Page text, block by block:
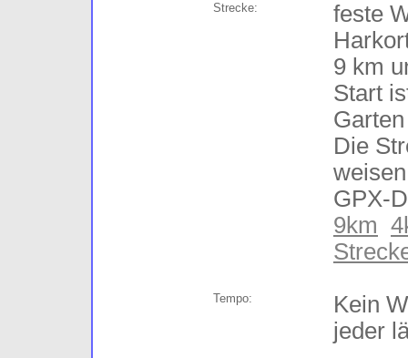
Strecke:
feste
9 km
Start
Die
GPX-
9km
Tempo:
Kein
jeder